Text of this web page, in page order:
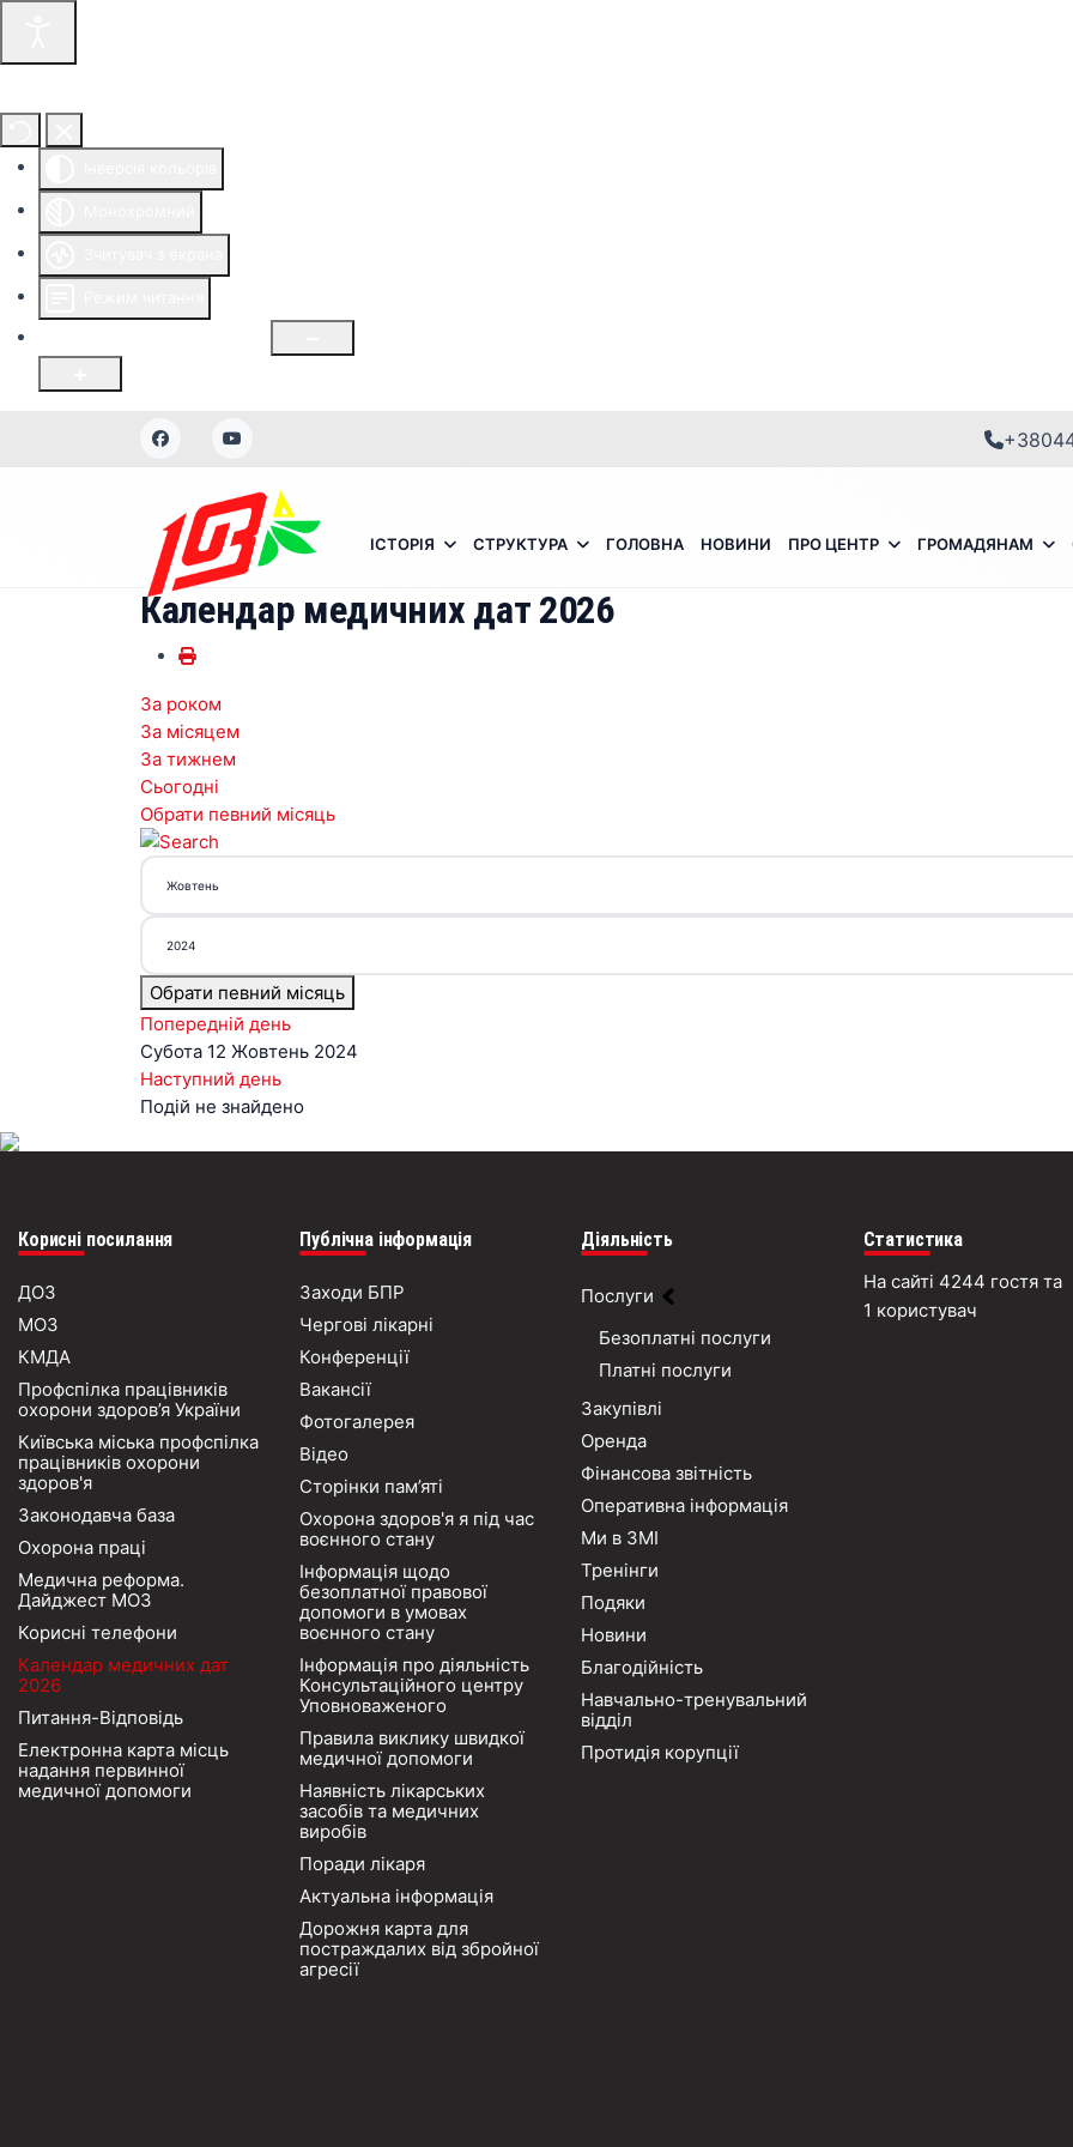
ІСТОРІЯ СТРУКТУРА ГОЛОВНА НОВИНИ ПРО ЦЕНТР ГРОМАДЯНАМ
Календар медичних дат 2026
За роком
За місяцем
За тижнем
Сьогодні
Обрати певний місяць
Обрати певний місяць
Попередній день
Субота 12 Жовтень 2024
Наступний день
Подій не знайдено
Корисні посилання
ДОЗ
МОЗ
КМДА
Профспілка працівників
охорони здоров’я України
Київська міська профспілка
працівників охорони
здоров'я
Законодавча база
Охорона праці
Медична реформа.
Дайджест МОЗ
Корисні телефони
Календар медичних дат
2026
Питання-Відповідь
Електронна карта місць
надання первинної
медичної допомоги
Публічна інформація
Заходи БПР
Чергові лікарні
Конференції
Вакансії
Фотогалерея
Відео
Сторінки пам’яті
Охорона здоров'я я під час
воєнного стану
Інформація щодо
безоплатної правової
допомоги в умовах
воєнного стану
Інформація про діяльність
Консультаційного центру
Уповноваженого
Правила виклику швидкої
медичної допомоги
Наявність лікарських
засобів та медичних
виробів
Поради лікаря
Актуальна інформація
Дорожня карта для
постраждалих від збройної
агресії
Діяльність
Послуги
Безоплатні послуги
Платні послуги
Закупівлі
Оренда
Фінансова звітність
Оперативна інформація
Ми в ЗМІ
Тренінги
Подяки
Новини
Благодійність
Навчально-тренувальний
відділ
Протидія корупції
Статистика
На сайті 4244 гостя та
1 користувач